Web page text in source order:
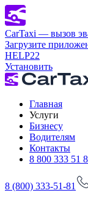
CarTaxi — вызов
Загрузите
HELP22
Установить
Главная
Услуги
Бизнесу
Водителям
Контакты
8 800 333 51
8 (800) 333-51-81